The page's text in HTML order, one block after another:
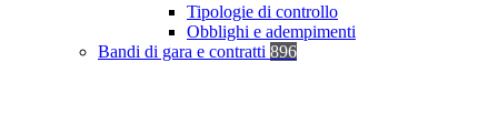
Tipologie di controllo
Obblighi e adempimenti
Bandi di gara e contratti 896